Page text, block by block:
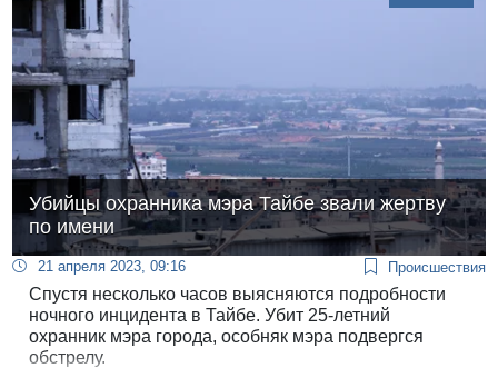
Убийцы охранника мэра Тайбе звали жертву
по имени
21 апреля 2023, 09:16 Происшествия
Спустя несколько часов выясняются подробности
ночного инцидента в Тайбе. Убит 25-летний
охранник мэра города, особняк мэра подвергся
обстрелу.